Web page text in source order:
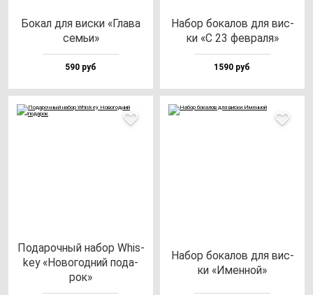
Бокал для вис­ки «Гла­ва
cемьи»
590 руб
Набор бо­ка­лов для вис­
ки «С 23 фев­ра­ля»
1590 руб
Пода­роч­ный на­бор Whis­
key «Ново­год­ний по­да­
рок»
Набор бо­ка­лов для вис­
ки «Имен­ной»